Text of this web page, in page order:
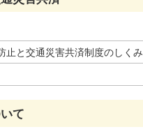
止と交通災害共済制度のしくみ
て